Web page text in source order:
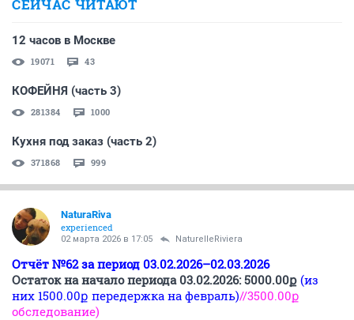
СЕЙЧАС ЧИТАЮТ
12 часов в Москве
19071 43
КОФЕЙНЯ (часть 3)
281384 1000
Кухня под заказ (часть 2)
371868 999
NaturaRiva
experienced
02 марта 2026 в 17:05 NaturelleRiviera
Отчёт №62 за период 03.02.2026–02.03.2026
Остаток на начало периода 03.02.2026: 5000.00ք (из
них 1500.00ք передержка на февраль)//3500.00ք
обследование)